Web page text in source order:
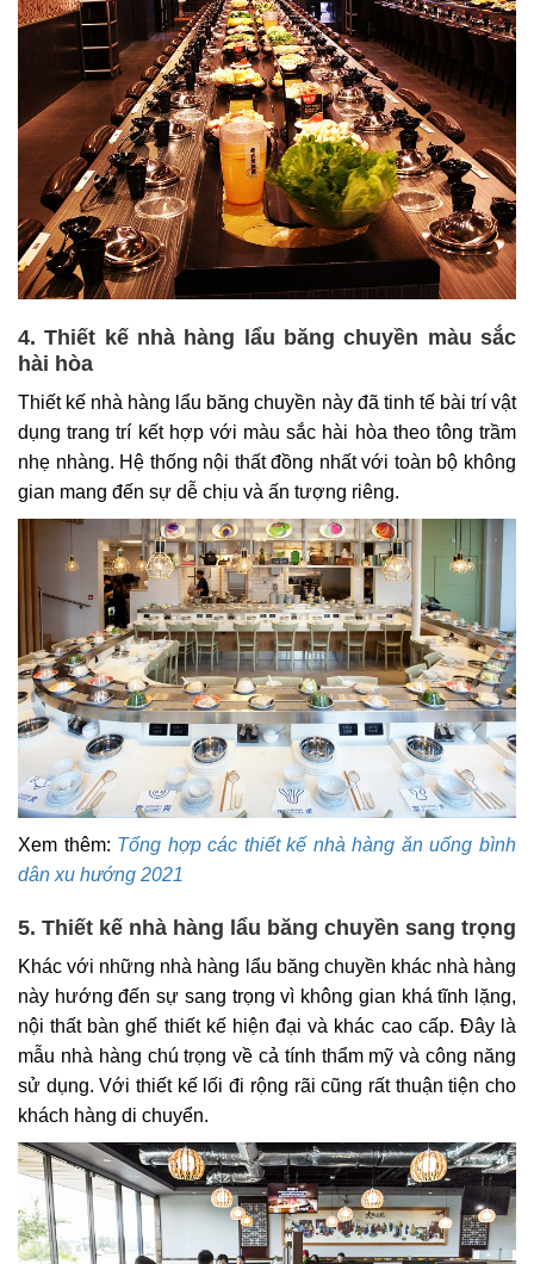
4. Thiết kế nhà hàng lẩu băng chuyền màu sắc
hài hòa
Thiết kế nhà hàng lẩu băng chuyền này đã tinh tế bài trí vật
dụng trang trí kết hợp với màu sắc hài hòa theo tông trầm
nhẹ nhàng. Hệ thống nội thất đồng nhất với toàn bộ không
gian mang đến sự dễ chịu và ấn tượng riêng.
Xem thêm: Tổng hợp các thiết kế nhà hàng ăn uống bình
dân xu hướng 2021
5. Thiết kế nhà hàng lẩu băng chuyền sang trọng
Khác với những nhà hàng lẩu băng chuyền khác nhà hàng
này hướng đến sự sang trọng vì không gian khá tĩnh lặng,
nội thất bàn ghế thiết kế hiện đại và khác cao cấp. Đây là
mẫu nhà hàng chú trọng về cả tính thẩm mỹ và công năng
sử dụng. Với thiết kế lối đi rộng rãi cũng rất thuận tiện cho
khách hàng di chuyển.